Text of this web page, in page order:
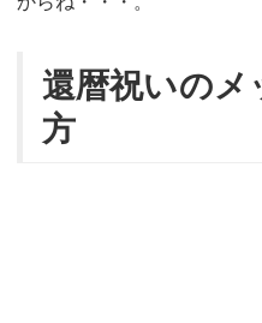
還暦祝いのメ
方